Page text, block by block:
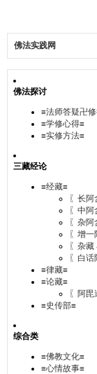
佛法实践网
佛法探讨
≡法师答疑卍
≡学修心得≡
≡实修方法≡
三藏经论
≡经藏≡
〖长阿
〖中阿
〖杂阿
〖增一
〖杂藏
〖白话
≡律藏≡
≡论藏≡
〖阿毘
≡史传部≡
综合类
≡佛教文化≡
≡心情故事≡